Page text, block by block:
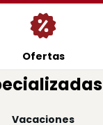
Ofertas
Vacaciones